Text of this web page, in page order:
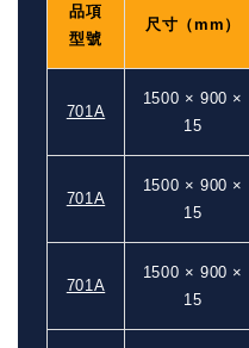
品項
型號
尺寸（mm）
701A
1500 × 900 ×
15
701A
1500 × 900 ×
15
701A
1500 × 900 ×
15